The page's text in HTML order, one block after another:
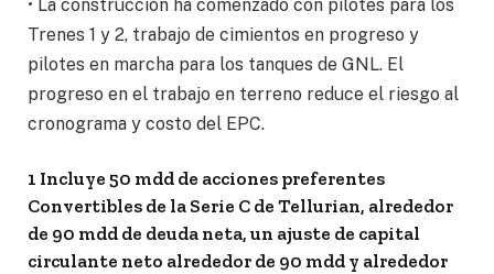
• La construcción ha comenzado con pilotes para los
Trenes 1 y 2, trabajo de cimientos en progreso y
pilotes en marcha para los tanques de GNL. El
progreso en el trabajo en terreno reduce el riesgo al
cronograma y costo del EPC.
1 Incluye 50 mdd de acciones preferentes
Convertibles de la Serie C de Tellurian, alrededor
de 90 mdd de deuda neta, un ajuste de capital
circulante neto alrededor de 90 mdd y alrededor